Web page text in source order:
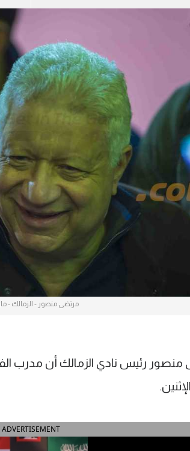
الدوري السعودي للمحترفين
دوري أبطال أوروبا
دوري أبطال إفريقيا
كل البطولات
مرتضى منصور - الزمالك -
رئيس نادي الزمالك أن مدرب
ADVERTISEMENT